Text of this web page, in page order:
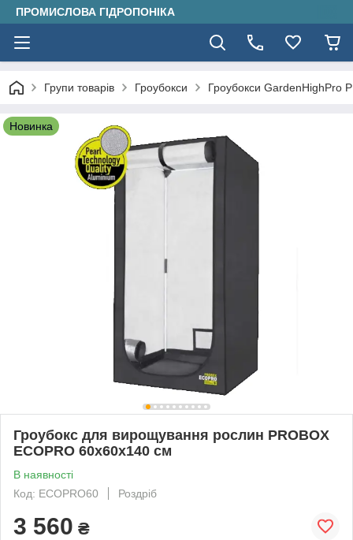
ПРОМИСЛОВА ГІДРОПОНІКА
Групи товарів Гроубокси Гроубокси GardenHighPro
Новинка
Гроубокс для вирощування рослин PROBOX
ECOPRO 60x60x140 см
В наявності
Код: ECOPRO60
Роздріб
3 560 ₴